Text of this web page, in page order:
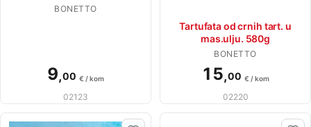
BONETTO
9,00 € / kom
02123
Tartufata od crnih tart. u
mas.ulju. 580g
BONETTO
15,00 € / kom
02220